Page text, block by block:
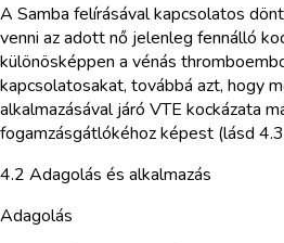
A Samba felírásával kapcsolatos
venni az adott nő jelenleg fennálló
különösképpen a vénás
kapcsolatosakat, továbbá azt, hogy
alkalmazásával járó VTE kockázata
fogamzásgátlókéhoz képest (lásd
4.2 Adagolás és alkalmazás
Adagolás